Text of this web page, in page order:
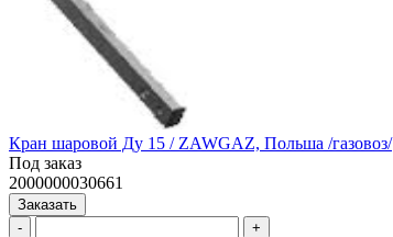
Кран шаровой Ду 15 / ZAWGAZ, Польша /газовоз/
Под заказ
2000000030661
Заказать
-
+